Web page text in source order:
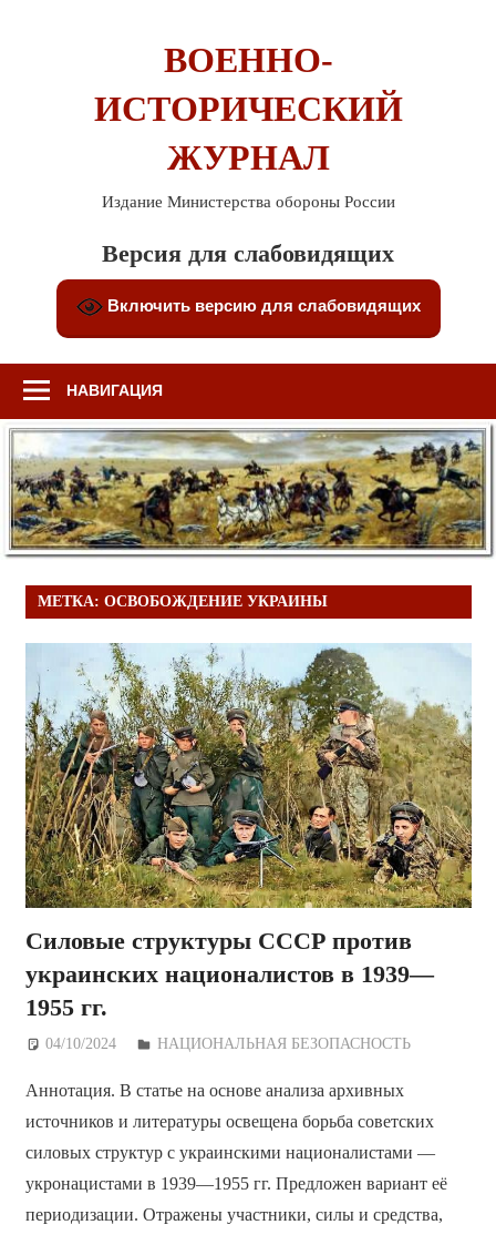
ВОЕННО-
ИСТОРИЧЕСКИЙ
ЖУРНАЛ
Издание Министерства обороны России
Версия для слабовидящих
Включить версию для слабовидящих
НАВИГАЦИЯ
МЕТКА: ОСВОБОЖДЕНИЕ УКРАИНЫ
Силовые структуры СССР против
украинских националистов в 1939—
1955 гг.
04/10/2024 Дежурный по Редакции
НАЦИОНАЛЬНАЯ БЕЗОПАСНОСТЬ
Аннотация. В статье на основе анализа архивных
источников и литературы освещена борьба советских
силовых структур с украинскими националистами —
укронацистами в 1939—1955 гг. Предложен вариант её
периодизации. Отражены участники, силы и средства,